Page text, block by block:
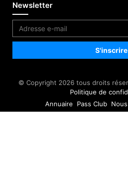
Newsletter
© Copyright 2026 tous droits
Politique de
Annuaire
Pass Club